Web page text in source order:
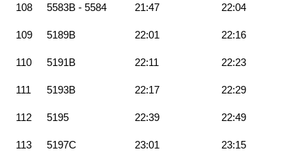
108 5583B - 5584 21:47 22:04
109 5189B 22:01 22:16
110 5191B 22:11 22:23
111 5193B 22:17 22:29
112 5195 22:39 22:49
113 5197C 23:01 23:15